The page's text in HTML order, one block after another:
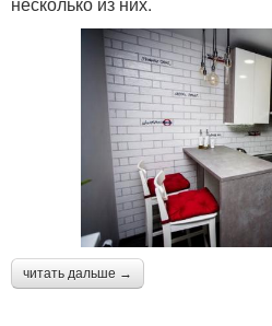
читать дальше →